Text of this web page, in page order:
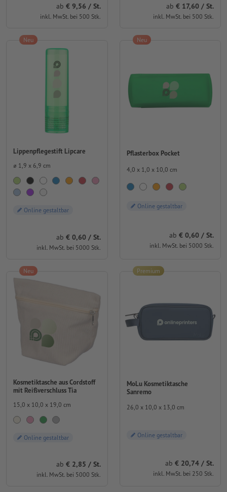
ab 9,56 / St.
inkl. MwSt. bei 500 Stk.
ab 17,60 / St.
inkl. MwSt. bei 500 Stk.
Lippenpflegestift Lipcare
⌀ 1,9 x 6,9 cm
Online gestaltbar
ab 0,60 / St.
inkl. MwSt. bei 5000 Stk.
Neu
Pflasterbox Pocket
4,0 x 1,0 x 10,0 cm
Online gestaltbar
ab 0,60 / St.
inkl. MwSt. bei 5000 Stk.
Neu
Kosmetiktasche aus Cordstoff
mit Reißverschluss Tia
15,0 x 10,0 x 19,0 cm
Online gestaltbar
ab 2,85 / St.
inkl. MwSt. bei 5000 Stk.
Neu
MoLu Kosmetiktasche
Sanremo
26,0 x 10,0 x 13,0 cm
Online gestaltbar
ab 20,74 / St.
inkl. MwSt. bei 250 Stk.
Premium